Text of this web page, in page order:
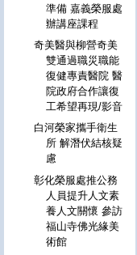
準備 嘉義榮服處
辦講座課程
奇美醫與柳營奇美
雙通過職災職能
復健專責醫院 醫
院政府合作讓復
工希望再現/影音
白河榮家攜手衛生
所 解潛伏結核疑
慮
彰化榮服處推公務
人員提升人文素
養人文關懷 參訪
福山寺佛光緣美
術館